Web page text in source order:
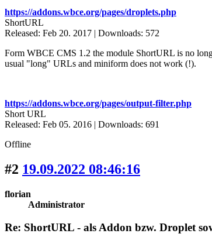
https://addons.wbce.org/pages/droplets.php
ShortURL
Released: Feb 20. 2017 | Downloads: 572
Form WBCE CMS 1.2 the module ShortURL is no
usual "long" URLs and miniform does not work (!).
https://addons.wbce.org/pages/output-filter.php
Short URL
Released: Feb 05. 2016 | Downloads: 691
Offline
#2 19.09.2022 08:46:16
florian
Administrator
Re: ShortURL - als Addon bzw. Droplet